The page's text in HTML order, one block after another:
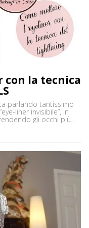
con la tecnica
parlando tantissimo
liner invisibile“, in
gli occhi più
tratta precisamente?
farlo senza rischiare di